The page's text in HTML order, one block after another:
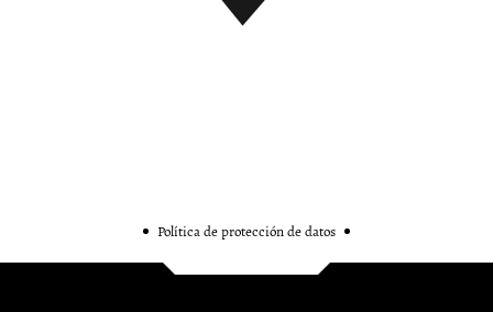
Política de protección de datos